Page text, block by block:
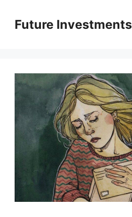
вмістуFuture Investments